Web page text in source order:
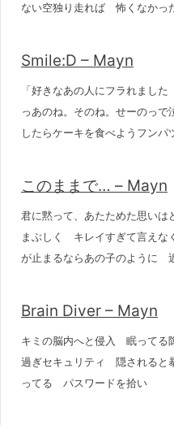
ない空独り走れば 怖くなかっ
Smile:D – Mayn
「好きなあの人にフラれまし
っあのね。そのね。せーのっで
したらケーキを食べようフンパ
このままで… – Mayn
君に黙って、あたためた思い
まぶしく キレイすぎて言え
が止まるならあの子のように
Brain Diver – Mayn
キミの脳内へと侵入 眠って
過ぎセキュリティ 隠されると
ってる パスワードを拾い